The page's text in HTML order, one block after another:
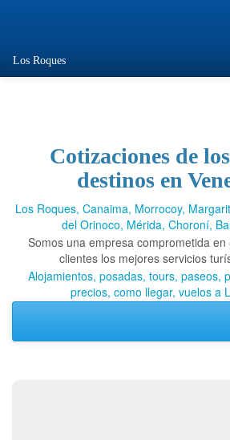
Viajando a Los
Roques.com
Cotizaciones de
destinos en
Los Roques, Canaima, Morrocoy,
del Orinoco, Mérida, Choroní,
Somos una empresa comprometida
clientes los mejores servicios
Alojamientos, posadas, tours, paseos,
precios, como llegar, vuelos a